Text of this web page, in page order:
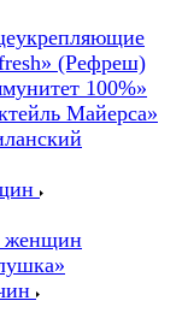
(Рефреш)
100%»
Майерса»
женщин